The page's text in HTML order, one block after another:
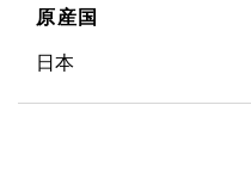
原産国
日本